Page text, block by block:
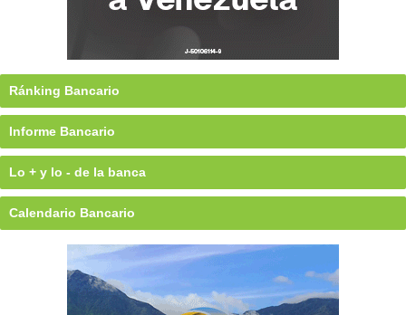
Ránking Bancario
Informe Bancario
Lo + y lo - de la banca
Calendario Bancario